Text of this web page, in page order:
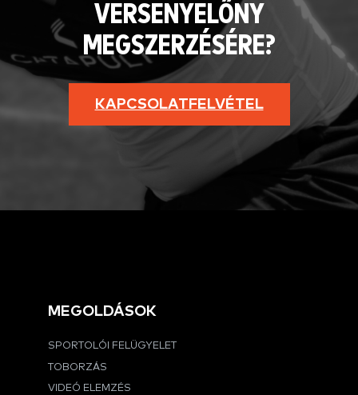
VERSENYELŐNY
MEGSZERZÉSÉRE?
KAPCSOLATFELVÉTEL
MEGOLDÁSOK
SPORTOLÓI FELÜGYELET
TOBORZÁS
VIDEÓ ELEMZÉS